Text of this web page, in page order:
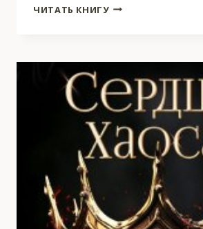
ЧИТАТЬ КНИГУВОЙНА